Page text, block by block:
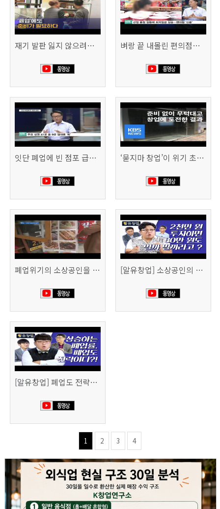
재기 발판 잃지 않으려면…'폐업'에도 준비가 필요하다 (SBS 8시 뉴스) 벼랑 끝 내몰린 편의점…“희망폐업 요구” vs “위약금 정당” (SBS CNBC)
잇단 폐업에 빈 점포 급증…위기 빠진 상권, 대책 없나 (SBS CNBC) ‘묻지마 창업’이 위기 초래…폐업도 준비 필요 (KBS뉴스)
폐업위기의 소상공인을 돕습니다 (SBS생활경제) [알유창업] 소상공인의 창업자금, 어떻게 마련할까
[알유창업] 폐업도 전략이다 사업 정리 노트
1 2 3 4